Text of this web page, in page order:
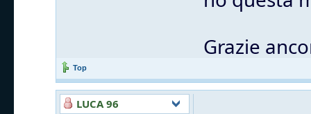
Grazie
Top
LUCA 96